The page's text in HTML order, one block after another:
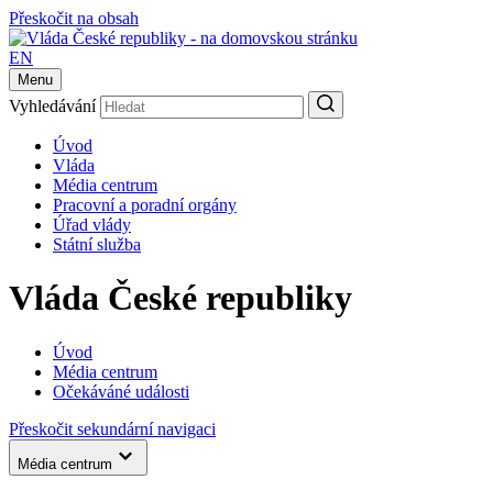
Přeskočit na obsah
EN
Menu
Vyhledávání
Úvod
Vláda
Média centrum
Pracovní a poradní orgány
Úřad vlády
Státní služba
Vláda České republiky
Úvod
Média centrum
Očekáváné události
Přeskočit sekundární navigaci
Média centrum